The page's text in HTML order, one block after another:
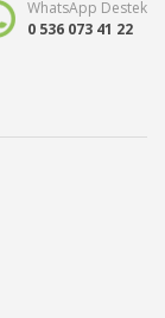
WhatsApp Destek
0 536 073 41 22